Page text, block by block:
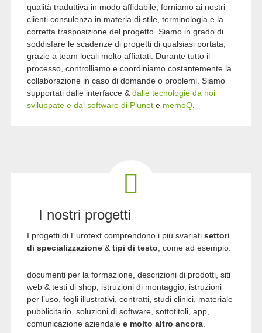
qualità traduttiva in modo affidabile, forniamo ai nostri
clienti consulenza in materia di stile, terminologia e la
corretta trasposizione del progetto. Siamo in grado di
soddisfare le scadenze di progetti di qualsiasi portata,
grazie a team locali molto affiatati. Durante tutto il
processo, controlliamo e coordiniamo costantemente la
collaborazione in caso di domande o problemi. Siamo
supportati dalle interfacce & dalle tecnologie da noi
sviluppate e dal software di Plunete memoQ.
I nostri progetti
I progetti di Eurotext comprendono i più svariati settori
di specializzazione& tipi di testo , come ad esempio:
documenti per la formazione, descrizioni di prodotti, siti
web & testi di shop, istruzioni di montaggio, istruzioni
per l’uso, fogli illustrativi, contratti, studi clinici, materiale
pubblicitario, soluzioni di software, sottotitoli, app,
comunicazione aziendale e molto altro ancora.